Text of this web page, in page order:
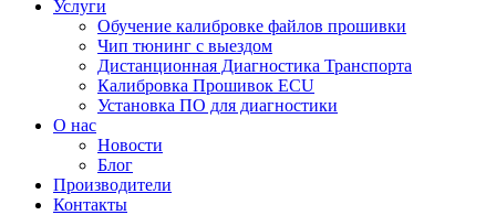
Услуги
Обучение калибровке файлов прошивки
Чип тюнинг с выездом
Дистанционная Диагностика Транспорта
Калибровка Прошивок ECU
Установка ПО для диагностики
О нас
Новости
Блог
Производители
Контакты